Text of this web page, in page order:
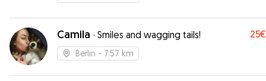
Camila · Smiles and wagging tails! 25€
Berlin - 7.57 km